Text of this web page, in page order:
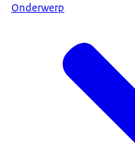
Onderwerp